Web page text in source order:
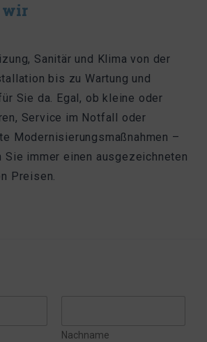
wir
Sanitär und Klima von der
bis zu Wartung und
Sie da. Egal, ob kleine oder
Service im Notfall oder
Modernisierungsmaßnahmen –
Sie immer einen ausgezeichneten
Preisen.
Nachname